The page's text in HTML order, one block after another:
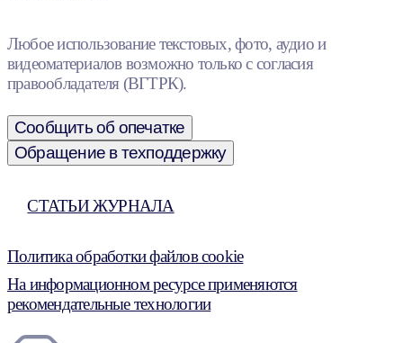
Любое использование текстовых, фото, аудио и
видеоматериалов возможно только с согласия
правообладателя (ВГТРК).
Сообщить об опечатке
Обращение в техподдержку
СТАТЬИ ЖУРНАЛА
Политика обработки файлов cookie
На информационном ресурсе применяются
рекомендательные технологии